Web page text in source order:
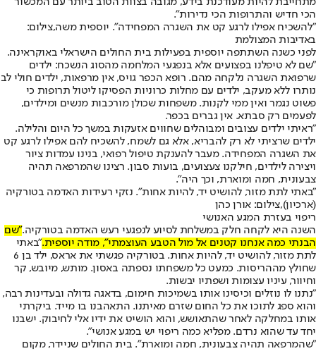
הכי חדיש והתרופות הכי נדירות".
"להשכיח אפילו לרגע קט את השגרה המפחידה". יוספית משה,צילום:
באדיבות המצולמת
לפני כשנה השתתפה יוספית בפעילות בית החולים הישראלי באוקראינה.
"שם לא טיפלנו בפצועים אלא בנפגעי המלחמה מהסוג הנשכח: ילדים
שרפואת השגרה נלקחה מהם. רופא הכפר גויס, אין מרפאות, ילדים חולי לב
נותרו ללא מעקב, ילדים עם מחלות כרוניות הפסיקו ליטול תרופות כי
פשוט נגמר ואין ממי לקנות. משפחות שכולן מורכבות מנשים ומילדים,
לפעמים רק סבתא. אין גברים בכפר.
"ראיתי ילדים עצובים ומבוהלים שחווים אזעקות במשך כל היום והלילה.
ילדים שרציתי לא רק להבריא, אלא גם לשמח, להשכיח להם אפילו לרגע קט
את השגרה המפחידה. מעבר להענקת טיפול רפואי, בנינו עמדות ציור
ויצירה לילדים, חילקנו צעצועים, בועות סבון. רצינו שהמרפאה תהיה
צבעונית, חמה ומוארת, וכך היה".
"באתי לתת מזור, להושיט יד, להיות אחות". נזקי רעידות האדמה בטורקיה
(ארכיון),צילום: אורן כהן
ריפוי בעזרת המגע האנושי
השנה היא לקחה חלק במשלחת לסיוע לנפגעי רעש האדמה בטורקיה."שם
הבנתי כמה אנחנו קטנים אל מול הטבע העוצמתי", מודה יוספית."באתי
לתת מזור, להושיט יד, להיות אחות. בטורקיה פגשתי את אראס, ילד בן 6
שחולץ מההריסות. כמעט כל משפחתו נספתה באסון. מותש, מיובש, קר
וחיוור, עיניו עצומות ושפתיו יבשות.
"נתנו לו נוזלים וכיסינו אותו בשמיכות חימום, בדאגה גדולה ובעדינות רבה,
והוא ספג לתוכו את כל החום שזרם מאיתנו. התאהבנו בו מייד. ביקרתי
אותו במחלקה לאחר שהתאושש, והוא הושיט את ידיו אלי לחיבוק. ישבנו
יחד עד שהוא נרדם. מפליא כמה ריפוי יש במגע אנושי".
"שהמרפאה תהיה צבעונית, חמה ומוארת". בית החולים שניידר, מקום